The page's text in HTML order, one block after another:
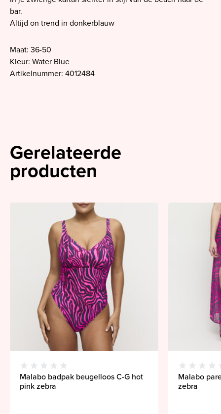
bar.
Altijd on trend in donkerblauw
Maat: 36-50
Kleur: Water Blue
Artikelnummer: 4012484
Gerelateerde
producten
Malabo badpak beugelloos C-G hot
pink zebra
Malabo
zebra